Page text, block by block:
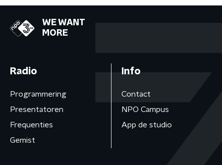
WE WANT
MORE
Radio
Programmering
Presentatoren
Frequenties
Gemist
Info
Contact
NPO Campus
App de studio